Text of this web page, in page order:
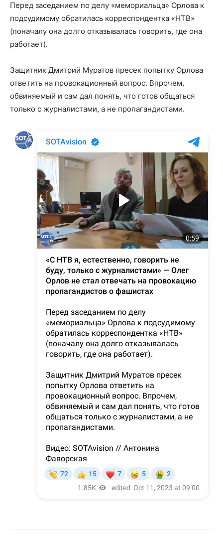
Перед заседанием по делу «мемориальца» Орлова к
подсудимому обратилась корреспондентка «НТВ»
(поначалу она долго отказывалась говорить, где она
работает).
Защитник Дмитрий Муратов пресек попытку Орлова
ответить на провокационный вопрос. Впрочем,
обвиняемый и сам дал понять, что готов общаться
только с журналистами, а не пропагандистами.